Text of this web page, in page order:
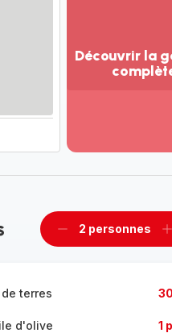
Découvrir la
la
Supprimer
2 personnes
terres
d'olive 1